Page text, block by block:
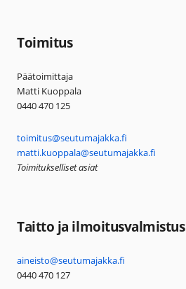
Toimitus
Päätoimittaja
Matti Kuoppala
0440 470 125
toimitus@seutumajakka.fi
matti.kuoppala@seutumajakka.fi
Toimitukselliset asiat
Taitto ja ilmoitusvalmistus
aineisto@seutumajakka.fi
0440 470 127